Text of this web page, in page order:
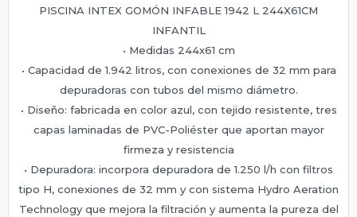
PISCINA INTEX GOMÓN INFABLE 1942 L 244X61CM
INFANTIL
• Medidas 244x61 cm
• Capacidad de 1.942 litros, con conexiones de 32 mm para
depuradoras con tubos del mismo diámetro.
• Diseño: fabricada en color azul, con tejido resistente, tres
capas laminadas de PVC-Poliéster que aportan mayor
firmeza y resistencia
• Depuradora: incorpora depuradora de 1.250 l/h con filtros
tipo H, conexiones de 32 mm y con sistema Hydro Aeration
Technology que mejora la filtración y aumenta la pureza del